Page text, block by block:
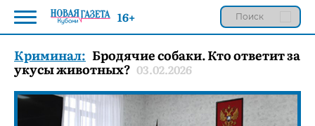
Криминал: Бродячие собаки. Кто ответит за
укусы животных? 03.02.2026
16+